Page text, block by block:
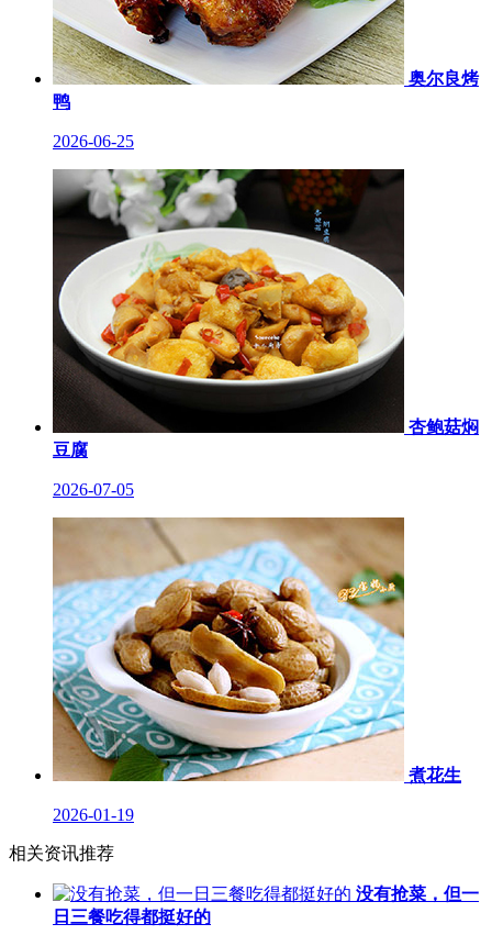
奥尔良烤
鸭
2026-06-25
杏鲍菇焖
豆腐
2026-07-05
煮花生
2026-01-19
相关资讯推荐
没有抢菜，但一
日三餐吃得都挺好的